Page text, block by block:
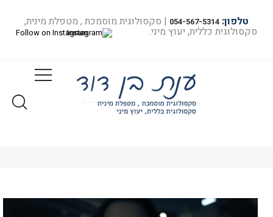
טלפון: 054-567-5314 | סקסולוגית מוסמכת , מטפלת מינית,
סקסולוגית כללית, יעוץ מיני. Follow on Instagram